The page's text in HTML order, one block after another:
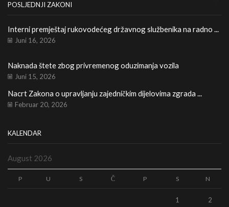
POSLJEDNJI ZAKONI
Interni premještaj rukovodećeg državnog službenika na radno ...
Juni 16, 2026
Naknada štete zbog privremenog oduzimanja vozila
Juni 15, 2026
Nacrt Zakona o upravljanju zajedničkim dijelovima zgrada ...
Februar 20, 2026
KALENDAR
August 2026
P U S Č P S N
1 2